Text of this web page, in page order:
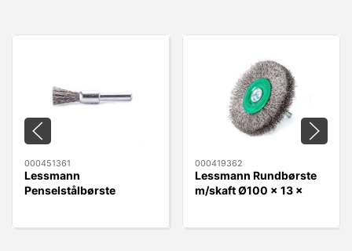
000451361
Lessmann
Penselstålbørste
000419362
Lessmann Rundbørste
m/skaft Ø100 x 13 x